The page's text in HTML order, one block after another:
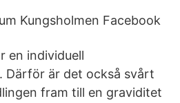
Kungsholmen Facebook
en individuell
Därför är det också svårt
fram till en graviditet